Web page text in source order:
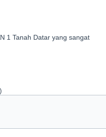
1 Tanah Datar yang sangat